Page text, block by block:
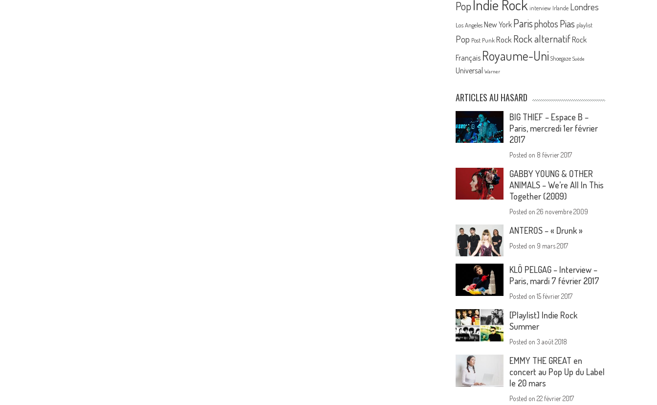
PopIndie Rock interview Irlande Londres
Los Angeles New York Parisphotos Pias playlist
Pop Post Punk Rock Rock alternatif Rock
Français Royaume-Uni Shoegaze Suède
Universal Warner
ARTICLES AU HASARD
BIG THIEF – Espace B –
Paris, mercredi 1er février
2017
Posted on 8 février 2017
GABBY YOUNG & OTHER
ANIMALS – We’re All In This
Together (2009)
Posted on26 novembre 2009
ANTEROS – « Drunk »
Posted on 9 mars 2017
KLÔ PELGAG – Interview –
Paris, mardi 7 février 2017
Posted on15 février 2017
[Playlist] Indie Rock
Summer
Posted on3 août 2018
EMMY THE GREAT en
concert au Pop Up du Label
le 20 mars
Posted on22 février 2017